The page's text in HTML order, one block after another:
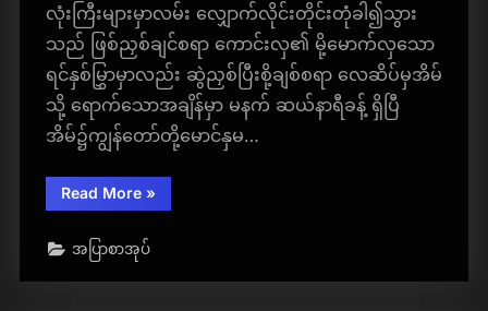
လုံးကြီးများမှာလမ်း လျှောက်လိုင်းတိုင်းတုံခါ၍သွား
သည် ဖြစ်ညှစ်ချင်စရာ ကောင်းလှ၏ မို့မောက်လှသော
ရင်နှစ်မြွှာမှာလည်း ဆွဲညှစ်ပြီးစို့ချစ်စရာ လေဆိပ်မှအိမ်
သို့ ရောက်သောအချိန်မှာ မနက် ဆယ်နာရီခန့် ရှိပြီ
အိမ်၌ကျွန်တော်တို့မောင်နှမ…
Read More“အ
ပျိူ
ဘဝ
လေး
စာပေ)”
»
အပြာစာအုပ်